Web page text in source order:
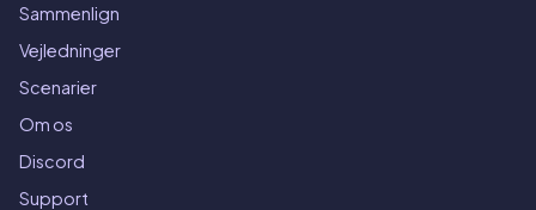
Sammenlign
Vejledninger
Scenarier
Om os
Discord
Support